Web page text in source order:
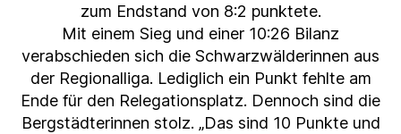
zum Endstand von 8:2 punktete.
Mit einem Sieg und einer 10:26 Bilanz
verabschieden sich die Schwarzwälderinnen aus
der Regionalliga. Lediglich ein Punkt fehlte am
Ende für den Relegationsplatz. Dennoch sind die
Bergstädterinnen stolz. „Das sind 10 Punkte und